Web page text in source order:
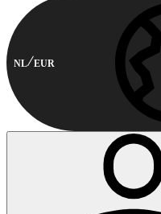
NL EUR